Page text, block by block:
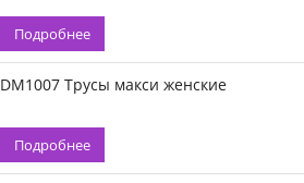
Подробнее
DM1007 Трусы макси женские
Подробнее